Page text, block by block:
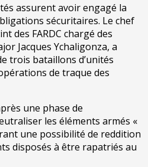
assurent avoir engagé la
sécuritaires. Le chef
des FARDC chargé des
Jacques Ychaligonza, a
trois bataillons d’unités
de traque des
une phase de
les éléments armés «
une possibilité de reddition
disposés à être rapatriés au